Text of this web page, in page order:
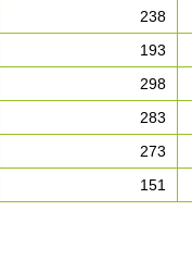
238
193
298
283
273
151